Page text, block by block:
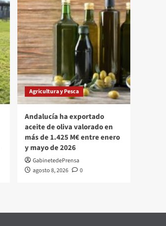
Agricultura y Pesca
Andalucía ha exportado
aceite de oliva valorado en
más de 1.425 M€ entre enero
y mayo de 2026
GabinetedePrensa
agosto 8, 2026
0